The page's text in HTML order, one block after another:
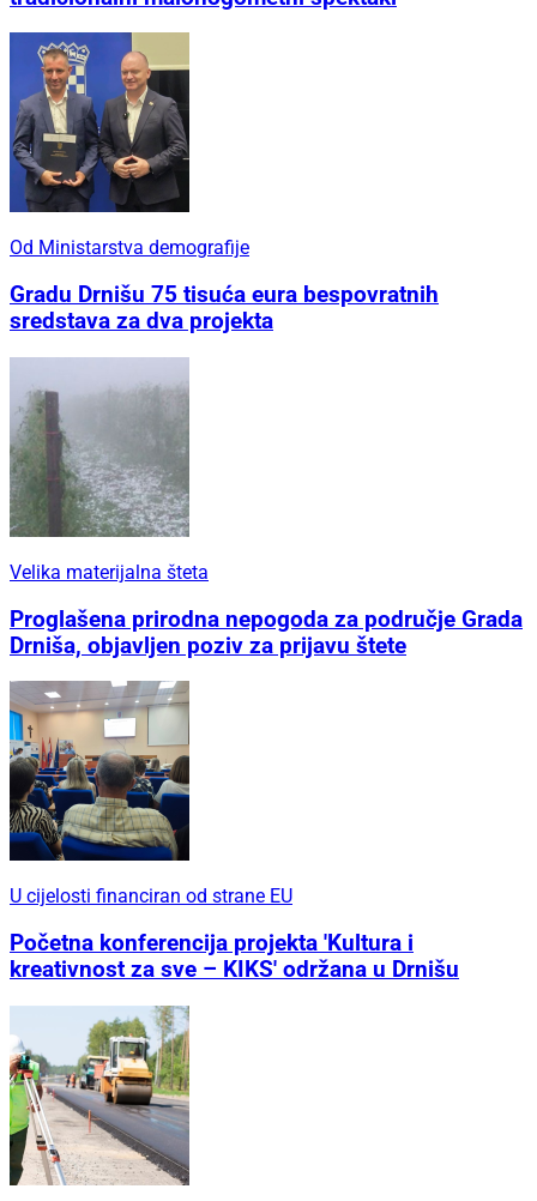
Od Ministarstva demografije
Gradu Drnišu 75 tisuća eura bespovratnih
sredstava za dva projekta
Velika materijalna šteta
Proglašena prirodna nepogoda za područje Grada
Drniša, objavljen poziv za prijavu štete
U cijelosti financiran od strane EU
Početna konferencija projekta 'Kultura i
kreativnost za sve – KIKS' održana u Drnišu